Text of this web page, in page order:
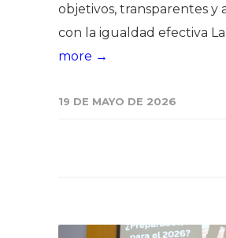
objetivos, transparentes y
con la igualdad efectiva
more →
19 DE MAYO DE 2026